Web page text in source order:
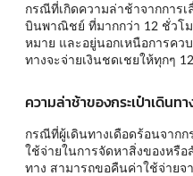
กรณีที่เกิดความล่าช้าจากการเ
บินพาณิชย์ ที่มากกว่า 12 ชั่วโ
หมาย และอยู่นอกเหนือการคว
ทางจะจ่ายเงินชดเชยให้ทุกๆ
ความล่าช้าของกระเป๋าเดินทา
กรณีที่ผู้เดินทางเดือดร้อนจาก
ใช้จ่ายในการจัดหาสิ่งของหรื
ทาง สามารถขอคืนค่าใช้จ่ายจ